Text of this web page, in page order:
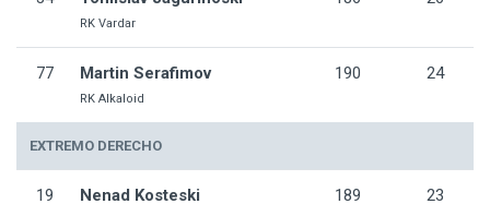
RK Vardar
77 Martin Serafimov
RK Alkaloid
190 24
EXTREMO DERECHO
19 Nenad Kosteski 189 23